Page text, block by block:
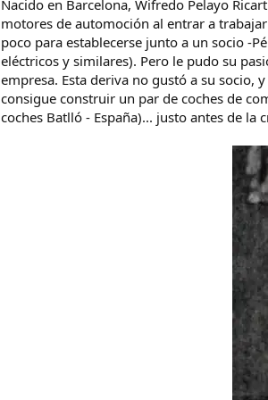
Nacido en Barcelona, Wifredo Pelayo
motores de automoción al entrar a
poco para establecerse junto a un socio -
eléctricos y similares). Pero le pudo su
empresa. Esta deriva no gustó a su socio,
consigue construir un par de coches de
coches Batlló - España)... justo antes de la